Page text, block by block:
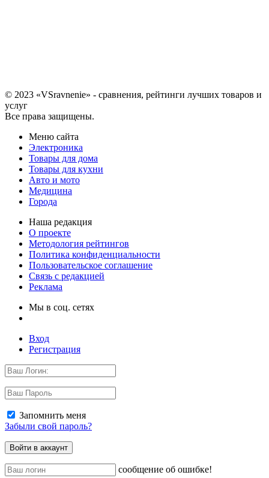
© 2023 «VSravnenie» - сравнения, рейтинги лучших товаров и
услуг
Все права защищены.
Меню сайта
Электроника
Товары для дома
Товары для кухни
Авто и мото
Медицина
Города
Наша редакция
О проекте
Методология рейтингов
Политика конфиденциальности
Пользовательское соглашение
Связь с редакцией
Реклама
Мы в соц. сетях
Вход
Регистрация
Запомнить меня
Забыли свой пароль?
сообщение об ошибке!